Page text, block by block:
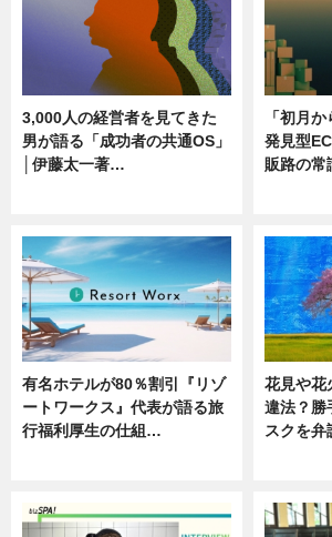
3,000人の経営者を見てきた
男が語る「成功者の共通OS」
│伊藤太一著…
「初月
発見型
販路の常
有名ホテルが80％割引『リゾ
ートワークス』代表が語る旅
行福利厚生の仕組…
花見や花
違法？勝
スクを弁